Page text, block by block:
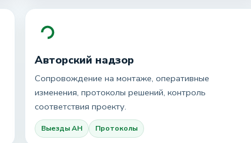
Авторский надзор
Сопровождение на монтаже, оперативные
изменения, протоколы решений, контроль
соответствия проекту.
Выезды АН Протоколы